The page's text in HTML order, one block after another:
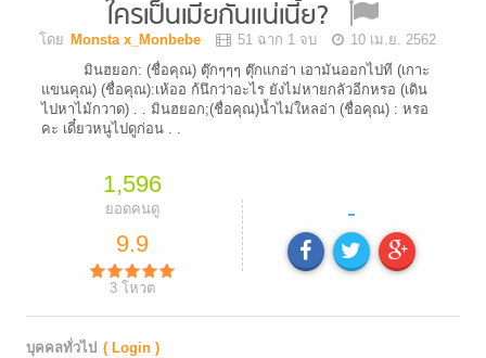
ใครเป็นเมียกันแน่เนี้ย?
โดย Monsta x_Monbebe 51 ฉาก 1 จบ
10 เม.ย. 2562
มินฮยอก: (ชื่อคุณ) ตุ๊กๆๆๆ ตุ๊กแกอ่า เอามันออกไปที (เกาะ
แขนคุณ) (ชื่อคุณ):เห้ออ ก้นึกว่าอะไร ยังไม่หายกลัวอีกหรอ (เดิน
ไปหาไม้กวาด) . . มินฮยอก;(ชื่อคุณ)น้ำไม่ใหลอ่า (ชื่อคุณ) : หรอ
คะ เดี๋ยวหนูไปดูก่อน . .
1,596
ยอดคนดู
9.9
3โหวต
-
บุคคลทั่วไป ( Login )